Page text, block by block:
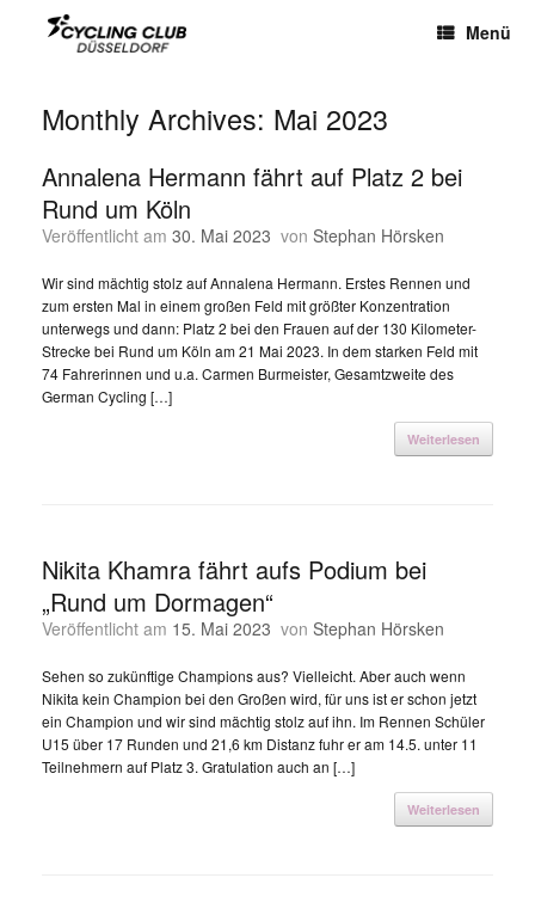
Menü
Monthly Archives: Mai 2023
Annalena Hermann fährt auf Platz 2 bei
Rund um Köln
Veröffentlicht am 30. Mai 2023 von Stephan Hörsken
Wir sind mächtig stolz auf Annalena Hermann. Erstes Rennen und
zum ersten Mal in einem großen Feld mit größter Konzentration
unterwegs und dann: Platz 2 bei den Frauen auf der 130 Kilometer-
Strecke bei Rund um Köln am 21 Mai 2023. In dem starken Feld mit
74 Fahrerinnen und u.a. Carmen Burmeister, Gesamtzweite des
German Cycling […]
Weiterlesen
Nikita Khamra fährt aufs Podium bei
„Rund um Dormagen“
Veröffentlicht am 15. Mai 2023 von Stephan Hörsken
Sehen so zukünftige Champions aus? Vielleicht. Aber auch wenn
Nikita kein Champion bei den Großen wird, für uns ist er schon jetzt
ein Champion und wir sind mächtig stolz auf ihn. Im Rennen Schüler
U15 über 17 Runden und 21,6 km Distanz fuhr er am 14.5. unter 11
Teilnehmern auf Platz 3. Gratulation auch an […]
Weiterlesen